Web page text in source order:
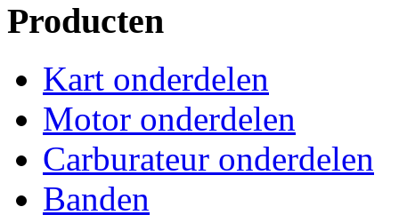
Producten
Kart onderdelen
Motor onderdelen
Carburateur onderdelen
Banden